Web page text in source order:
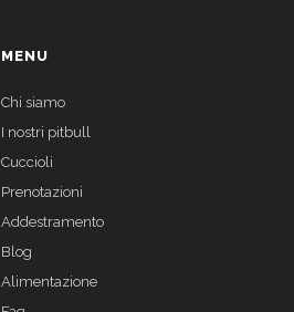
MENU
Chi siamo
I nostri pitbull
Cuccioli
Prenotazioni
Addestramento
Blog
Alimentazione